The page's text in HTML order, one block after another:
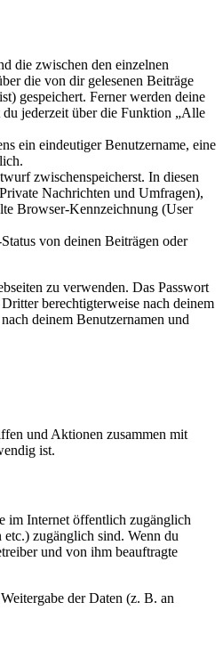
die zwischen den einzelnen
die von dir gelesenen Beiträge
gespeichert. Ferner werden deine
jederzeit über die Funktion „Alle
ein eindeutiger Benutzername, eine
zwischenspeicherst. In diesen
Nachrichten und Umfragen),
Browser-Kennzeichnung (User
von deinen Beiträgen oder
zu verwenden. Das Passwort
berechtigterweise nach deinem
deinem Benutzernamen und
und Aktionen zusammen mit
ist.
im Internet öffentlich zugänglich
zugänglich sind. Wenn du
und von ihm beauftragte
der Daten (z. B. an